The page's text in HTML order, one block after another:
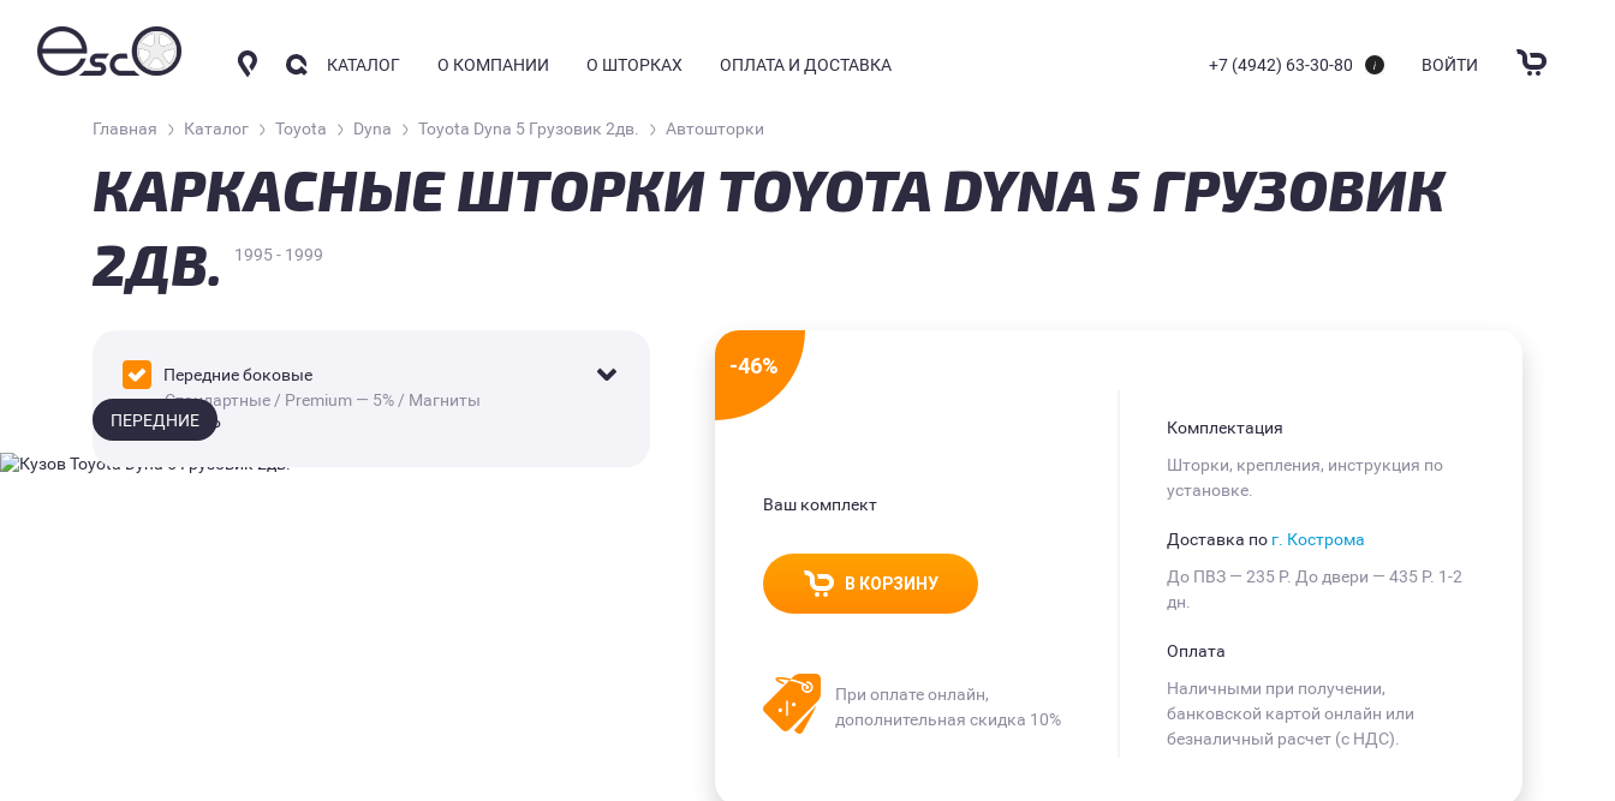
КАТАЛОГ О КОМПАНИИ
КОМПАНИЯ
О ШТОРКАХ
КОНСТРУКЦИЯ
ФОТОГАЛЕРЕЯ
ОПЛАТА И ДОСТАВКА +7 (4942) 63-30-80 ВОЙТИ
Главная Каталог Toyota Dyna Toyota Dyna 5 Грузовик 2дв. Автошторки
КАРКАСНЫЕ ШТОРКИ TOYOTA DYNA 5 ГРУЗОВИК
2ДВ.
1995 - 1999
ПЕРЕДНИЕ
Передние боковые
Стандартные / Premium — 5% / Магниты
2 500 Р
Формат
Светопропускаемость
Крепление
-46%
Ваш комплект
В КОРЗИНУ
При оплате онлайн,
дополнительная скидка 10%
Комплектация
Шторки, крепления, инструкция по
установке.
Доставка по г. Кострома
До ПВЗ —235 Р. До двери —435 Р. 1-2
дн.
Оплата
Наличными при получении,
банковской картой онлайн или
безналичный расчет (с НДС).
АВТОШТОРКИ
НАКИДКИ